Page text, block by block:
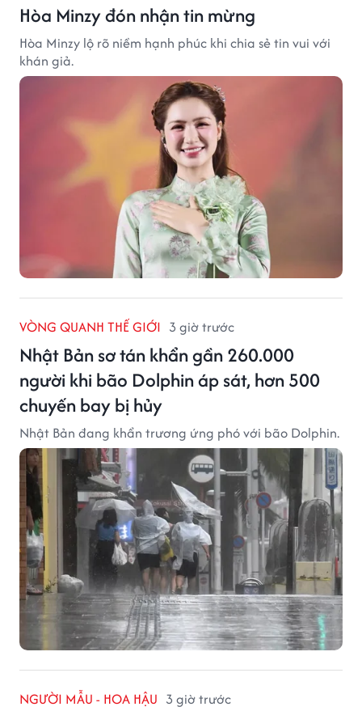
Hòa Minzy đón nhận tin mừng
Hòa Minzy lộ rõ niềm hạnh phúc khi chia sẻ tin vui với
khán giả.
VÒNG QUANH THẾ GIỚI 3 giờ trước
Nhật Bản sơ tán khẩn gần 260.000
người khi bão Dolphin áp sát, hơn 500
chuyến bay bị hủy
Nhật Bản đang khẩn trương ứng phó với bão Dolphin.
NGƯỜI MẪU - HOA HẬU 3 giờ trước